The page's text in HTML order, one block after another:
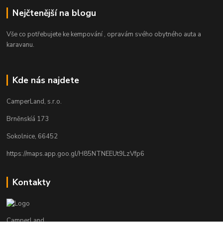
Nejčtenější na blogu
Vše co potřebujete ke kempování , opravám svého obytného auta a
karavanu.
Kde nás najdete
CamperLand, s.r.o.
Brněnskíá 173
Sokolnice, 66452
https://maps.app.goo.gl/H85NTNEEUt9LzVfp6
Kontakty
CamperLand